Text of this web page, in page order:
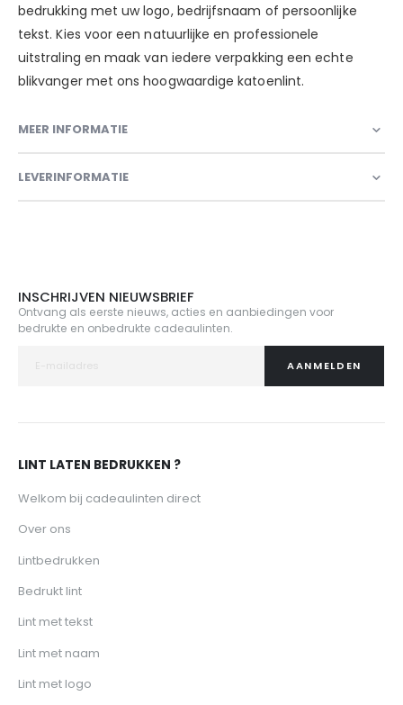
bedrukking met uw logo, bedrijfsnaam of persoonlijke
tekst. Kies voor een natuurlijke en professionele
uitstraling en maak van iedere verpakking een echte
blikvanger met ons hoogwaardige katoenlint.
MEER INFORMATIE
LEVERINFORMATIE
INSCHRIJVEN NIEUWSBRIEF
Ontvang als eerste nieuws, acties en aanbiedingen voor
bedrukte en onbedrukte cadeaulinten.
AANMELDEN
LINT LATEN BEDRUKKEN ?
Welkom bij cadeaulinten direct
Over ons
Lintbedrukken
Bedrukt lint
Lint met tekst
Lint met naam
Lint met logo